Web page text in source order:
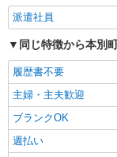
派遣社員
同じ特徴から本別
履歴書不要
主婦・主夫歓迎
ブランクOK
週払い